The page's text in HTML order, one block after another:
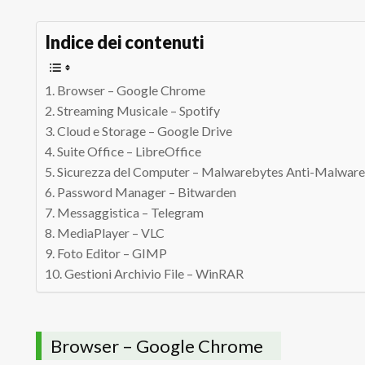
Indice dei contenuti
Browser – Google Chrome
Streaming Musicale – Spotify
Cloud e Storage – Google Drive
Suite Office – LibreOffice
Sicurezza del Computer – Malwarebytes Anti-Malware
Password Manager – Bitwarden
Messaggistica – Telegram
MediaPlayer – VLC
Foto Editor – GIMP
Gestioni Archivio File – WinRAR
Browser – Google Chrome